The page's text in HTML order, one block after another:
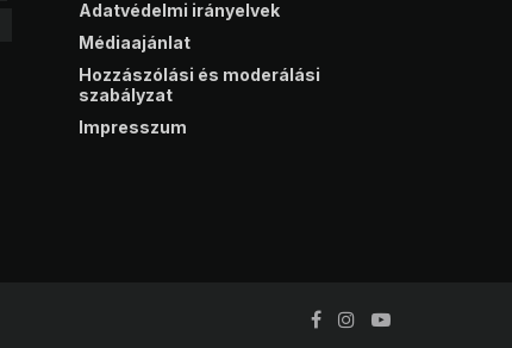
Adatvédelmi irányelvek
Médiaajánlat
Hozzászólási és moderálási
szabályzat
Impresszum